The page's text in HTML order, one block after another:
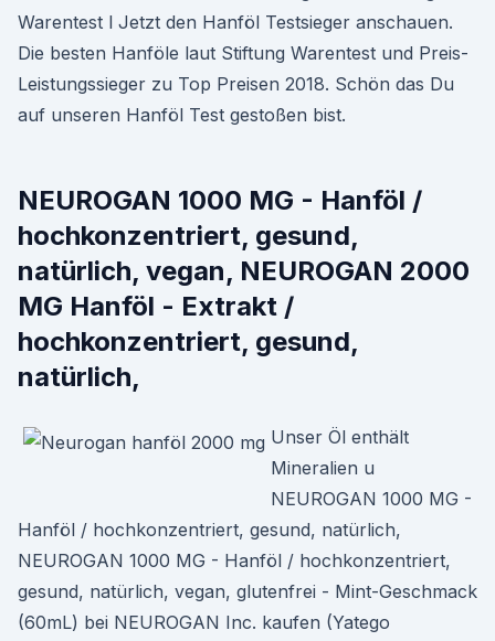
Warentest l Jetzt den Hanföl Testsieger anschauen.
Die besten Hanföle laut Stiftung Warentest und Preis-
Leistungssieger zu Top Preisen 2018. Schön das Du
auf unseren Hanföl Test gestoßen bist.
NEUROGAN 1000 MG - Hanföl /
hochkonzentriert, gesund,
natürlich, vegan, NEUROGAN 2000
MG Hanföl - Extrakt /
hochkonzentriert, gesund,
natürlich,
Unser Öl enthält
Mineralien u
NEUROGAN 1000 MG -
Hanföl / hochkonzentriert, gesund, natürlich,
NEUROGAN 1000 MG - Hanföl / hochkonzentriert,
gesund, natürlich, vegan, glutenfrei - Mint-Geschmack
(60mL) bei NEUROGAN Inc. kaufen (Yatego